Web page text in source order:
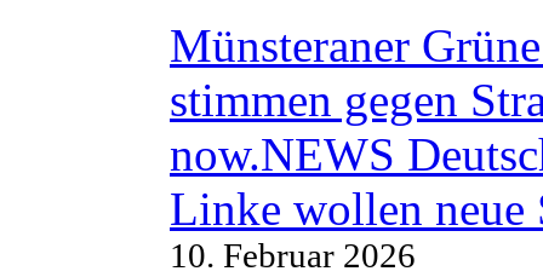
Münsteraner
stimmen gegen
now.NEWS
Linke wollen neue
10. Februar 2026